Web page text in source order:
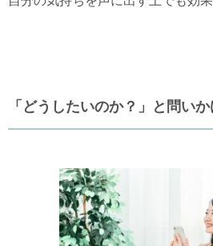
「どうしたいのか？」と問い